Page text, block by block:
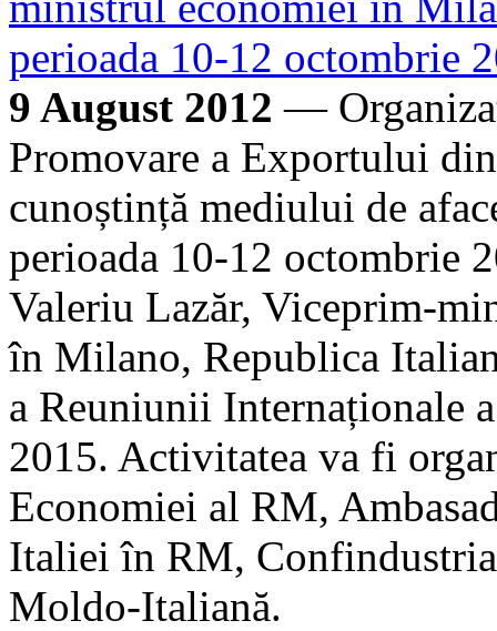
perioada 10-12 octombrie
9 August 2012 —
Promovare a Exportului
cunoștință mediului de
perioada 10-12 octombrie
Valeriu Lazăr, Viceprim-
în Milano, Republica
a Reuniunii Internaționale
2015. Activitatea va fi
Economiei al RM,
Italiei în RM,
Moldo-Italiană.